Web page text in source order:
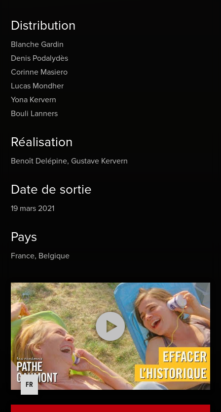
Distribution
Blanche Gardin
Denis Podalydès
Corinne Masiero
Lucas Mondher
Yona Kervern
Bouli Lanners
Réalisation
Benoît Delépine, Gustave Kervern
Date de sortie
19 mars 2021
Pays
France, Belgique
FR